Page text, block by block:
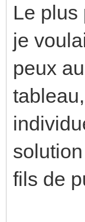
Le plus
je
peux
fils de